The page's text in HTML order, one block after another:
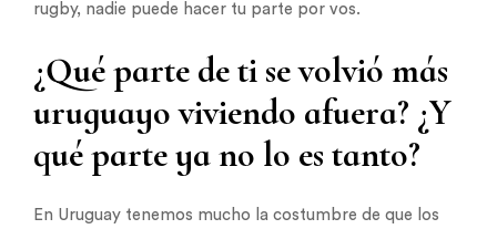
rugby, nadie puede hacer tu parte por vos.
¿Qué parte de ti se volvió más
uruguayo viviendo afuera? ¿Y
qué parte ya no lo es tanto?
En Uruguay tenemos mucho la costumbre de que los